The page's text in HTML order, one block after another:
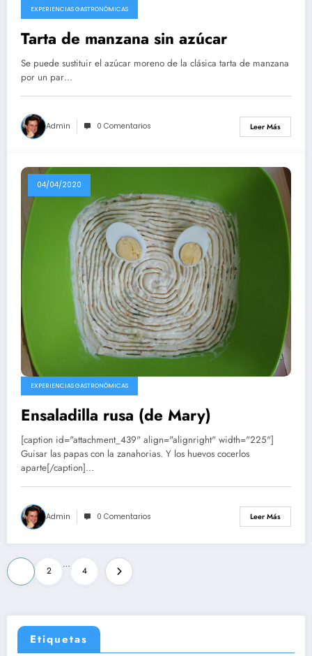
EXPERIENCIAS GASTRONÓMICAS
Tarta de manzana sin azúcar
Se puede sustituir el azúcar moreno de la clásica tarta de manzana
por un par…
Admin 0 Comentarios Leer Más
04/04/2020
EXPERIENCIAS GASTRONÓMICAS
Ensaladilla rusa (de Mary)
[caption id="attachment_439" align="alignright" width="225"]
Guisar las papas con la zanahorias. Y los huevos cocerlos
aparte[/caption]…
Admin 0 Comentarios Leer Más
Paginación
de
entradas
2
…
4
Etiquetas